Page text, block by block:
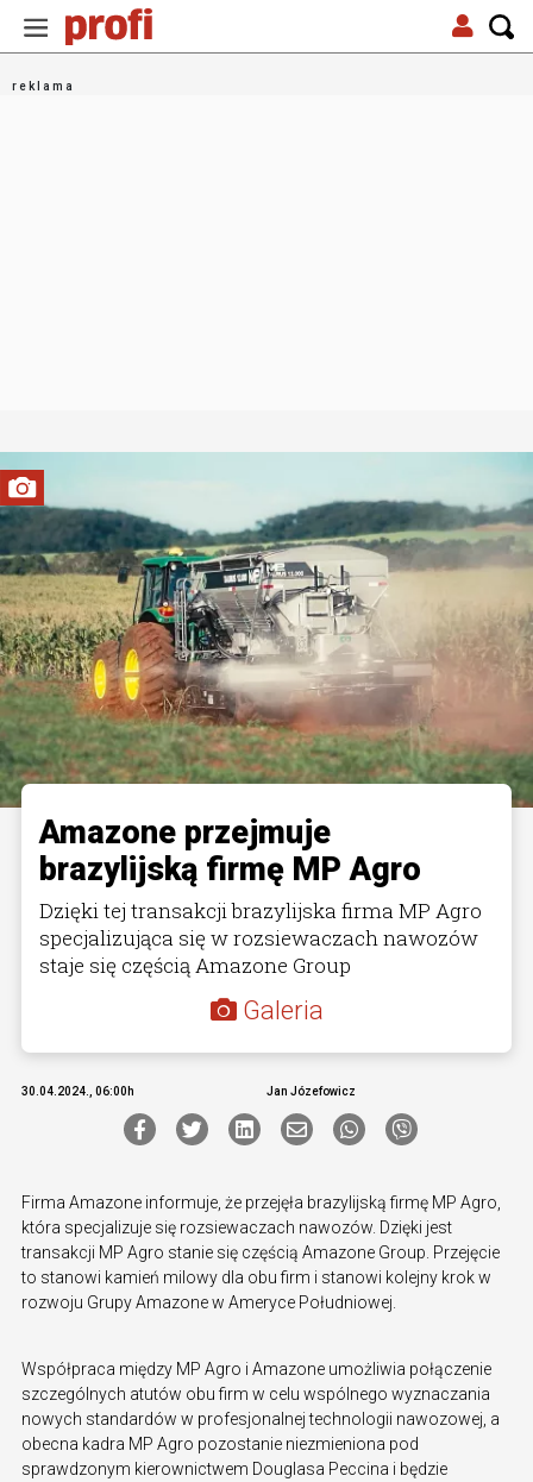
Amazone przejmuje
brazylijską firmę MP Agro
Dzięki tej transakcji brazylijska firma MP Agro
specjalizująca się w rozsiewaczach nawozów
staje się częścią Amazone Group
Galeria
30.04.2024., 06:00h Jan Józefowicz
Firma Amazone informuje, że przejęła brazylijską firmę MP Agro,
która specjalizuje się rozsiewaczach nawozów. Dzięki jest
transakcji MP Agro stanie się częścią Amazone Group. Przejęcie
to stanowi kamień milowy dla obu firm i stanowi kolejny krok w
rozwoju Grupy Amazone w Ameryce Południowej.
Współpraca między MP Agro i Amazone umożliwia połączenie
szczególnych atutów obu firm w celu wspólnego wyznaczania
nowych standardów w profesjonalnej technologii nawozowej, a
obecna kadra MP Agro pozostanie niezmieniona pod
sprawdzonym kierownictwem Douglasa Peccina i będzie